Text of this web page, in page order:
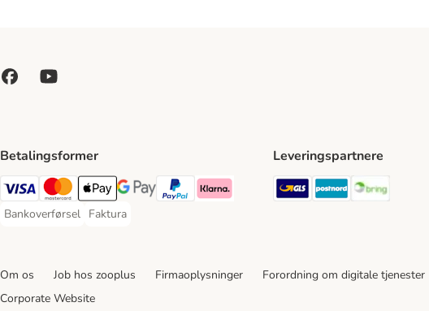
Betalingsformer
VISA Payment Method
Mastercard Payment Method
Apply pay Payment Method
Google Pay Payment Method
paypal Payment Method
Klarna Payment Method
Bankoverførsel
Bankoverførsel Payment Method
Faktura
Faktura Payment Method
Leveringspartnere
GLS Shipping Method
Postnord
Om os Job hos zooplus Firmaoplysninger Forordning om digitale tjenester
Corporate Website